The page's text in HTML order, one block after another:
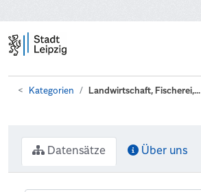
Kategorien Landwirtschaft, Fischerei,...
Datensätze Über uns